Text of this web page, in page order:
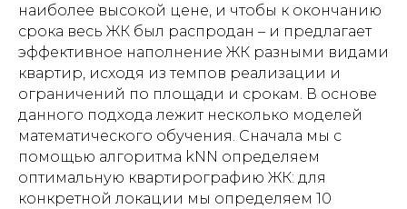
наиболее высокой цене, и чтобы к окончанию
срока весь ЖК был распродан – и предлагает
эффективное наполнение ЖК разными видами
квартир, исходя из темпов реализации и
ограничений по площади и срокам. В основе
данного подхода лежит несколько моделей
математического обучения. Сначала мы с
помощью алгоритма kNN определяем
оптимальную квартирографию ЖК: для
конкретной локации мы определяем 10